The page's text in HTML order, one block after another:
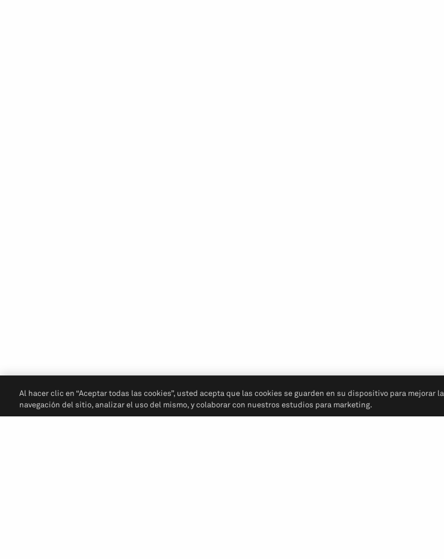
Al hacer clic en “Aceptar todas las cookies”, usted acepta que las cookies se guarden en su dispositivo para mejorar la
navegación del sitio, analizar el uso del mismo, y colaborar con nuestros estudios para marketing.